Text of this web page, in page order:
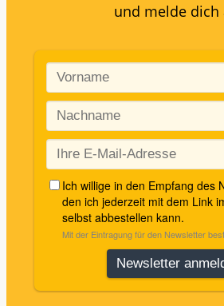
und melde dich